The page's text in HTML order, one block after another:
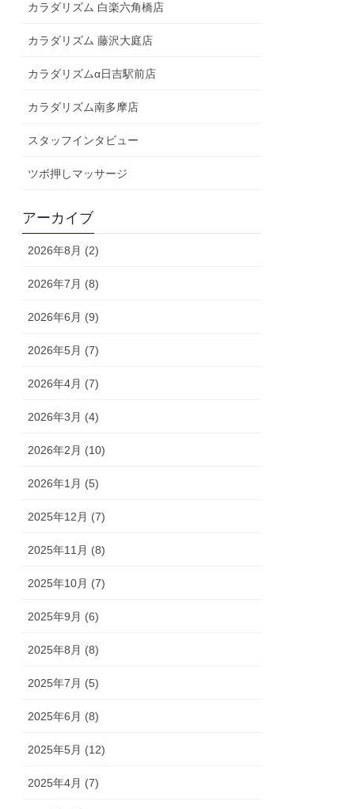
カラダリズム 白楽六角橋店
カラダリズム 藤沢大庭店
カラダリズムα日吉駅前店
カラダリズム南多摩店
スタッフインタビュー
ツボ押しマッサージ
アーカイブ
2026年8月 (2)
2026年7月 (8)
2026年6月 (9)
2026年5月 (7)
2026年4月 (7)
2026年3月 (4)
2026年2月 (10)
2026年1月 (5)
2025年12月 (7)
2025年11月 (8)
2025年10月 (7)
2025年9月 (6)
2025年8月 (8)
2025年7月 (5)
2025年6月 (8)
2025年5月 (12)
2025年4月 (7)